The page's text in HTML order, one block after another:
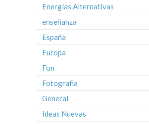
Energías Alternativas
enseñanza
España
Europa
Fon
Fotografia
General
Ideas Nuevas